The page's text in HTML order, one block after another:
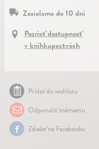
Zasielame do 10 dní
Pozrieť dostupnosť
v kníhkupectvách
Pridať do wishlistu
Odporučiť známemu
Zdielať na Facebooku